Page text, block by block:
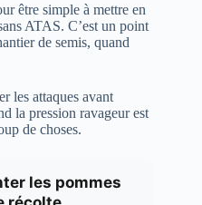
être simple à mettre en
ATAS. C’est un point
de semis, quand
les attaques avant
la pression ravageur est
de choses.
les pommes